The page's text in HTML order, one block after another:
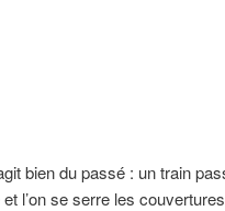
bien du passé : un train
l’on se serre les